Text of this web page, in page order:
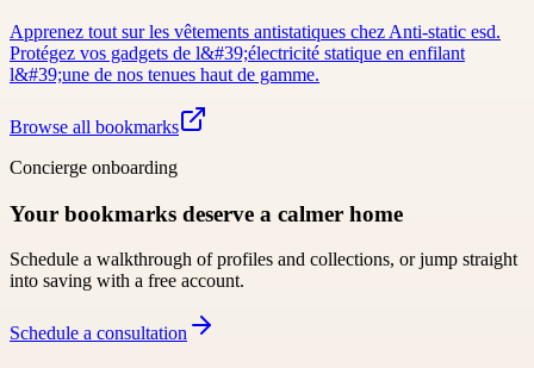
Apprenez tout sur les vêtements antistatiques chez Anti-static esd.
Protégez vos gadgets de l&#39;électricité statique en enfilant
l&#39;une de nos tenues haut de gamme.
Browse all bookmarks
Concierge onboarding
Your bookmarks deserve a calmer home
Schedule a walkthrough of profiles and collections, or jump straight
into saving with a free account.
Schedule a consultation